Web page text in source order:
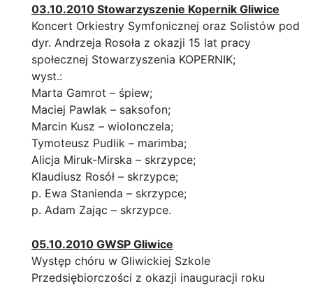
03.10.2010 Stowarzyszenie Kopernik Gliwice
Koncert Orkiestry Symfonicznej oraz Solistów pod
dyr. Andrzeja Rosoła z okazji 15 lat pracy
społecznej Stowarzyszenia KOPERNIK;
wyst.:
Marta Gamrot – śpiew;
Maciej Pawlak – saksofon;
Marcin Kusz – wiolonczela;
Tymoteusz Pudlik – marimba;
Alicja Miruk-Mirska – skrzypce;
Klaudiusz Rosół – skrzypce;
p. Ewa Stanienda – skrzypce;
p. Adam Zając – skrzypce.
05.10.2010 GWSP Gliwice
Występ chóru w Gliwickiej Szkole
Przedsiębiorczości z okazji inauguracji roku